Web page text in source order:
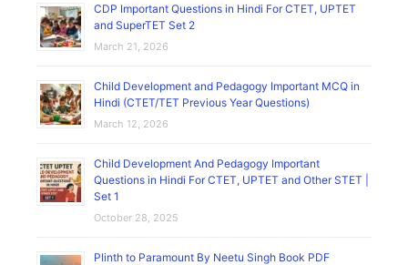
CDP Important Questions in Hindi For CTET, UPTET
and SuperTET Set 2
March 21, 2026
Child Development and Pedagogy Important MCQ in
Hindi (CTET/TET Previous Year Questions)
March 12, 2026
Child Development And Pedagogy Important
Questions in Hindi For CTET, UPTET and Other STET |
Set 1
October 28, 2025
Plinth to Paramount By Neetu Singh Book PDF